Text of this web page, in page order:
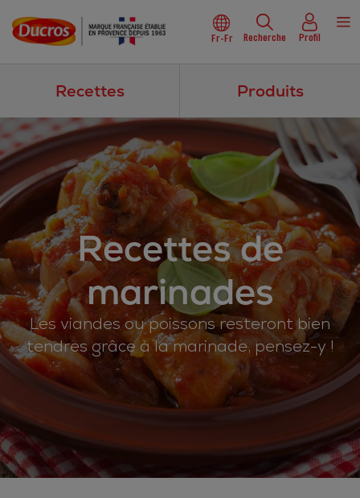
Fr-Fr Recherche Profil
Recettes Produits
Recettes de
marinades
Les viandes ou poissons resteront bien
tendres grâce à la marinade, pensez-y !